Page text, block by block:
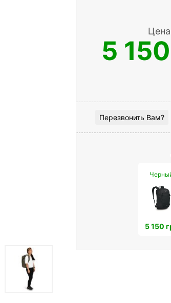
5
Перезвонить Вам?
5 150